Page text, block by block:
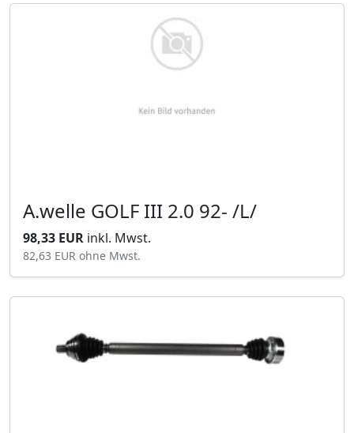
A.welle GOLF III 2.0 92- /L/
98,33 EUR inkl. Mwst.
82,63 EUR ohne Mwst.